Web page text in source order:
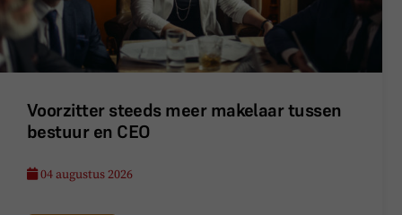
Voorzitter steeds meer makelaar tussen
bestuur en CEO
04 augustus 2026